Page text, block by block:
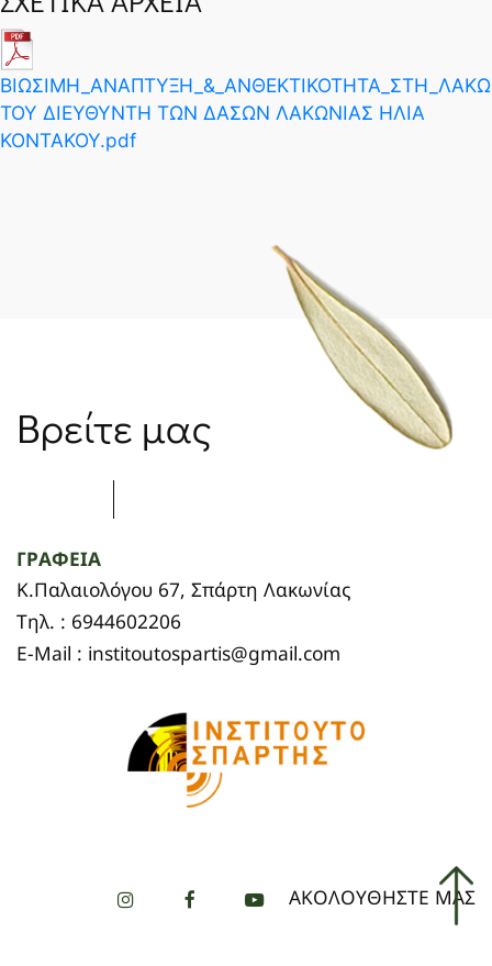
ΤΟΥ ΔΙΕΥΘΥΝΤΗ ΤΩΝ ΔΑΣΩΝ ΛΑΚΩΝΙΑΣ ΗΛΙΑ
ΚΟΝΤΑΚΟΥ.pdf
Βρείτε μας
ΓΡΑΦΕΙΑ
Κ.Παλαιολόγου 67, Σπάρτη Λακωνίας
Τηλ. : 6944602206
E-Mail : institoutospartis@gmail.com
ΑΚΟΛΟΥΘΗΣΤΕ ΜΑΣ